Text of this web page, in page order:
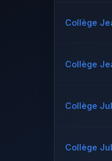
Collège
Collège
Collège
Collège